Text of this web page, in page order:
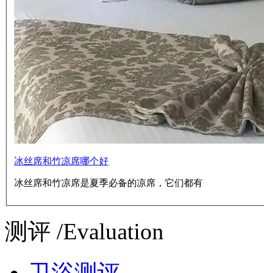
冰丝席和竹凉席哪个好
冰丝席和竹凉席是夏季必备的凉席，它们都有
测评 /Evaluation